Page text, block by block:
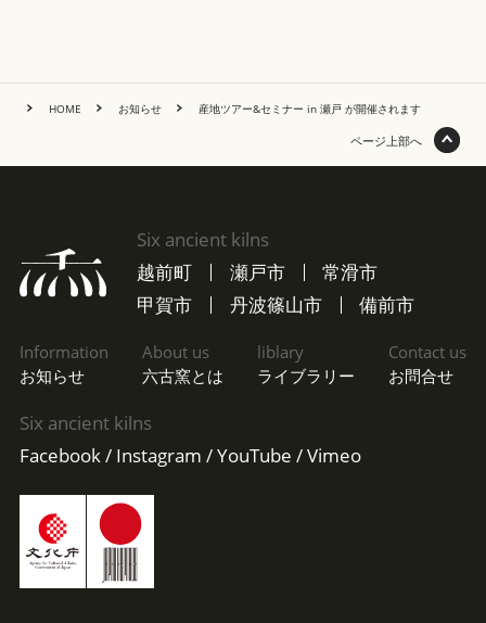
HOME お知らせ 産地ツアー&セミナー in 瀬戸 が開催されます
ページ上部へ
Six ancient kilns
越前町
瀬戸市
常滑市
甲賀市
丹波篠山市 備前市
Information
お知らせ
About us
六古窯とは
liblary
ライブラリー
Contact us
お問合せ
Six ancient kilns
Facebook
Instagram YouTube Vimeo